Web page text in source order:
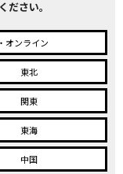
さい。
オンライン
東北
関東
東海
中国